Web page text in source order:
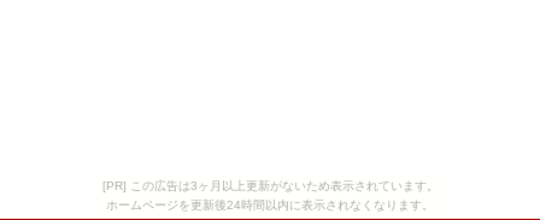
[PR] この広告は3ヶ月以上更新がないため表示されています。
ホームページを更新後24時間以内に表示されなくなります。